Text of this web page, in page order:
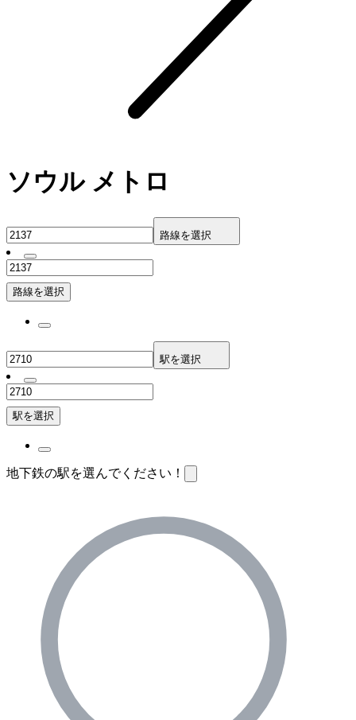
ソウル メトロ
路線を選択
路線を選択
駅を選択
駅を選択
地下鉄の駅を選んでください！